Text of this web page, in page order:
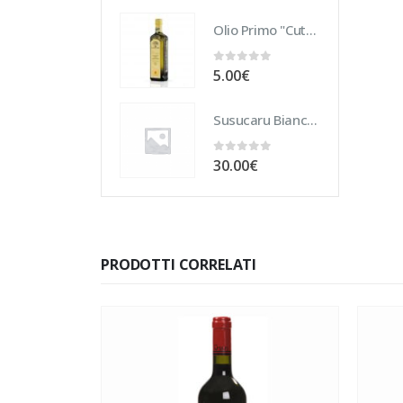
Olio Primo "Cutrera" DOP 10 cl
0 Su 5
5.00€
Susucaru Bianco 75 cl
0Su 5
30.00€
PRODOTTI CORRELATI